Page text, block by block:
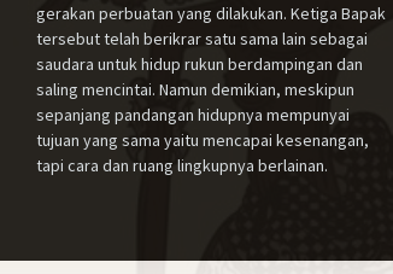
gerakan perbuatan yang dilakukan. Ketiga Bapak
tersebut telah berikrar satu sama lain sebagai
saudara untuk hidup rukun berdampingan dan
saling mencintai. Namun demikian, meskipun
sepanjang pandangan hidupnya mempunyai
tujuan yang sama yaitu mencapai kesenangan,
tapi cara dan ruang lingkupnya berlainan.